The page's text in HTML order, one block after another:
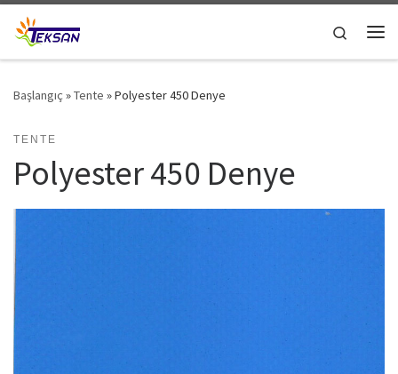
Skip to content
Search
Başlangıç »Tente »Polyester 450 Denye
TENTE
Polyester 450 Denye